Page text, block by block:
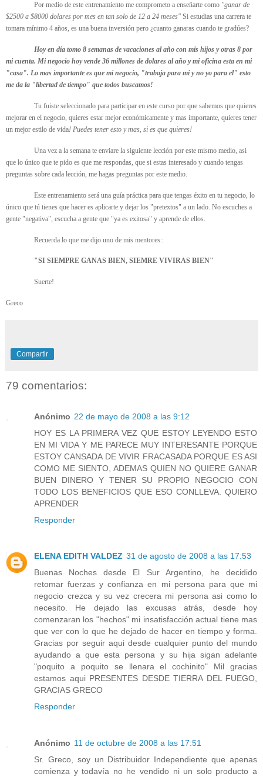
Por medio de este entrenamiento me comprometo a enseñarte como "ganar de
$2500 a $8000 dolares por mes en tan solo de 12 a 24 meses" Si estudias una carrera te
tomara mínimo 4 años, es una buena inversión pero ¿cuanto ganaras cuando te gradúes?
Hoy en día tomo 8 semanas de vacaciones al año con mis hijos y otras 8 por
mi cuenta. Mi negocio hoy vende 36 millones de dolares al año y mi oficina esta en mi
"casa". Lo mas importante es que mi negocio, "trabaja para mi y no yo para el" esto
me da la "libertad de tiempo" que todos buscamos!
Tu fuiste seleccionado para participar en este curso por que sabemos que quieres
mejorar en el negocio, quieres estar mejor económicamente y mas importante, quieres tener
un mejor estilo de vida! Puedes tener esto y mas, si es que quieres!
Una vez a la semana te enviare la siguiente lección por este mismo medio, asi
que lo único que te pido es que me respondas, que si estas interesado y cuando tengas
preguntas sobre cada lección, me hagas preguntas por este medio.
Este entrenamiento será una guía práctica para que tengas éxito en tu negocio, lo
único que tú tienes que hacer es aplicarte y dejar los "pretextos" a un lado. No escuches a
gente "negativa", escucha a gente que "ya es exitosa" y aprende de ellos.
Recuerda lo que me dijo uno de mis mentores::
"SI SIEMPRE GANAS BIEN, SIEMRE VIVIRAS BIEN"
Suerte!
Greco
Compartir
79 comentarios:
Anónimo 22 de mayo de 2008 a las 9:12
HOY ES LA PRIMERA VEZ QUE ESTOY LEYENDO ESTO
EN MI VIDA Y ME PARECE MUY INTERESANTE PORQUE
ESTOY CANSADA DE VIVIR FRACASADA PORQUE ES ASI
COMO ME SIENTO, ADEMAS QUIEN NO QUIERE GANAR
BUEN DINERO Y TENER SU PROPIO NEGOCIO CON
TODO LOS BENEFICIOS QUE ESO CONLLEVA. QUIERO
APRENDER
Responder
ELENA EDITH VALDEZ 31 de agosto de 2008 a las 17:53
Buenas Noches desde El Sur Argentino, he decidido
retomar fuerzas y confianza en mi persona para que mi
negocio crezca y su vez crecera mi persona asi como lo
necesito. He dejado las excusas atrás, desde hoy
comenzaran los "hechos" mi insatisfacción actual tiene mas
que ver con lo que he dejado de hacer en tiempo y forma.
Gracias por seguir aqui desde cualquier punto del mundo
ayudando a que esta persona y su hija sigan adelante
"poquito a poquito se llenara el cochinito" Mil gracias
estamos aqui PRESENTES DESDE TIERRA DEL FUEGO,
GRACIAS GRECO
Responder
Anónimo 11 de octubre de 2008 a las 17:51
Sr. Greco, soy un Distribuidor Independiente que apenas
comienza y todavía no he vendido ni un solo producto a